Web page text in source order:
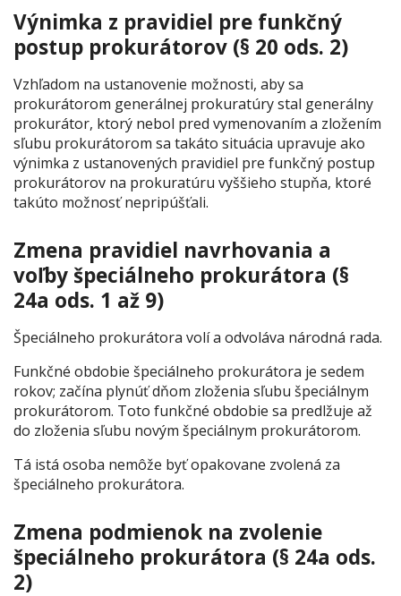
Výnimka z pravidiel pre funkčný
postup prokurátorov (§ 20 ods. 2)
Vzhľadom na ustanovenie možnosti, aby sa
prokurátorom generálnej prokuratúry stal generálny
prokurátor, ktorý nebol pred vymenovaním a zložením
sľubu prokurátorom sa takáto situácia upravuje ako
výnimka z ustanovených pravidiel pre funkčný postup
prokurátorov na prokuratúru vyššieho stupňa, ktoré
takúto možnosť nepripúšťali.
Zmena pravidiel navrhovania a
voľby špeciálneho prokurátora (§
24a ods. 1 až 9)
Špeciálneho prokurátora volí a odvoláva národná rada.
Funkčné obdobie špeciálneho prokurátora je sedem
rokov; začína plynúť dňom zloženia sľubu špeciálnym
prokurátorom. Toto funkčné obdobie sa predlžuje až
do zloženia sľubu novým špeciálnym prokurátorom.
Tá istá osoba nemôže byť opakovane zvolená za
špeciálneho prokurátora.
Zmena podmienok na zvolenie
špeciálneho prokurátora (§ 24a ods.
2)